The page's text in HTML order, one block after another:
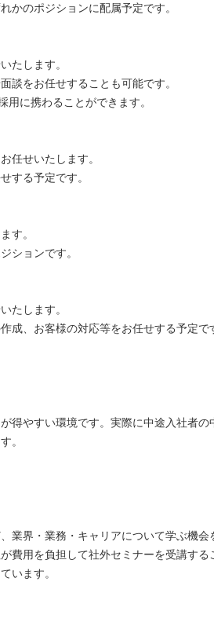
かのポジションに配属予定です。
たします。
談をお任せすることも可能です。
に携わることができます。
任せいたします。
する予定です。
す。
ションです。
たします。
成、お客様の対応等をお任せする予定で
得やすい環境です。実際に中途入社者の
。
業界・業務・キャリアについて学ぶ機会
費用を負担して社外セミナーを受講する
います。